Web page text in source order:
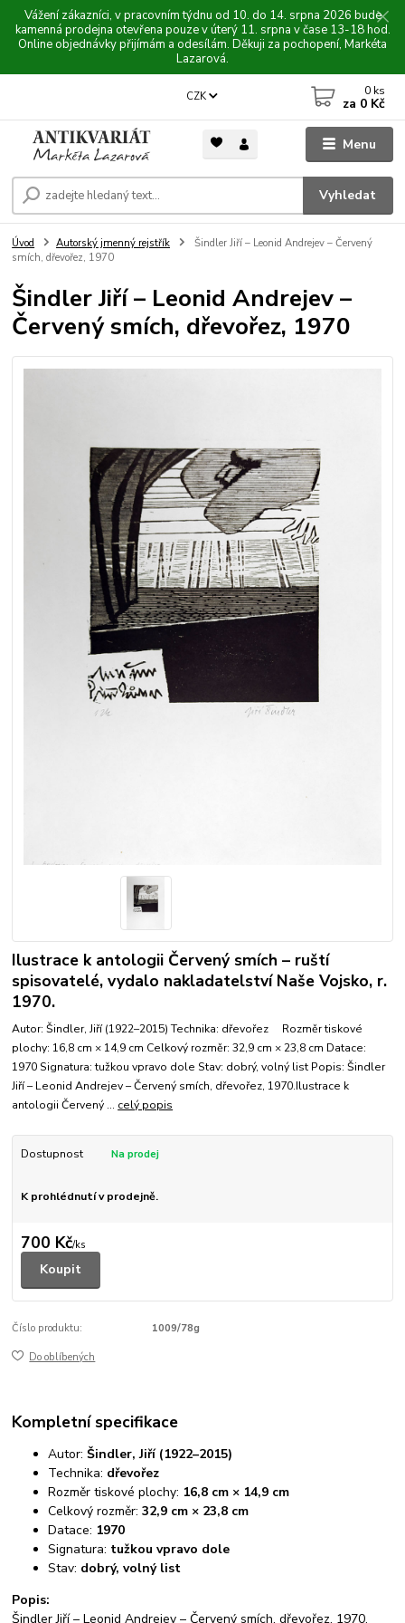
Vážení zákazníci, v pracovním týdnu od 10. do 14. srpna 2026 bude
kamenná prodejna otevřena pouze v úterý 11. srpna v čase 13-18 hod.
Online objednávky přijímám a odesílám. Děkuji za pochopení, Markéta
Lazarová.
Menu
CZK
Vyhledat
0 ks
za 0 Kč
Úvod Autorský jmenný rejstřík
Šindler Jiří – Leonid Andrejev – Červený
smích, dřevořez, 1970
Šindler Jiří – Leonid Andrejev –
Červený smích, dřevořez, 1970
Ilustrace k antologii Červený smích – ruští
spisovatelé, vydalo nakladatelství Naše Vojsko, r.
1970.
Autor: Šindler, Jiří (1922–2015) Technika: dřevořez Rozměr tiskové
plochy: 16,8 cm × 14,9 cm Celkový rozměr: 32,9 cm × 23,8 cm Datace:
1970 Signatura: tužkou vpravo dole Stav: dobrý, volný list Popis: Šindler
Jiří – Leonid Andrejev – Červený smích, dřevořez, 1970.Ilustrace k
antologii Červený ... celý popis
Dostupnost
K prohlédnutí v prodejně.
700 Kč/ks
Koupit
Číslo produktu: 1009/78g
Do oblíbených
Kompletní specifikace
Autor:Šindler, Jiří (1922–2015)
Technika: dřevořez
Rozměr tiskové plochy: 16,8 cm × 14,9 cm
Celkový rozměr:32,9 cm × 23,8 cm
Datace: 1970
Signatura: tužkou vpravo dole
Stav: dobrý, volný list
Popis:
Šindler Jiří – Leonid Andrejev – Červený smích, dřevořez, 1970.